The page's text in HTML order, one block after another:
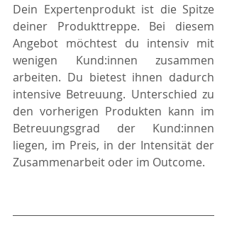
Dein Expertenprodukt ist die Spitze
deiner Produkttreppe. Bei diesem
Angebot möchtest du intensiv mit
wenigen Kund:innen zusammen
arbeiten. Du bietest ihnen dadurch
intensive Betreuung. Unterschied zu
den vorherigen Produkten kann im
Betreuungsgrad der Kund:innen
liegen, im Preis, in der Intensität der
Zusammenarbeit oder im Outcome.